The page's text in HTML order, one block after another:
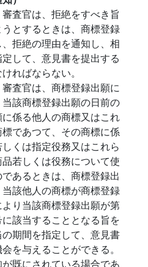
審査官は、拒絶をすべき旨
とするときは、商標登録
拒絶の理由を通知し、相
して、意見書を提出する
ればならない。
審査官は、商標登録出願に
該商標登録出願の日前の
係る他人の商標又はこれ
であつて、その商標に係
くは指定役務又はこれら
若しくは役務について使
あるときは、商標登録出
該他人の商標が商標登録
り当該商標登録出願が第
該当することとなる旨を
期間を指定して、意見書
を与えることができる。
既にされている場合であ